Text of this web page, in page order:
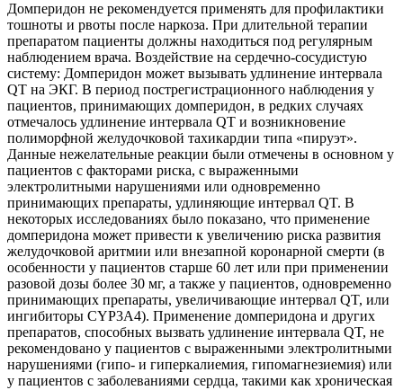
Домперидон не рекомендуется применять для профилактики
тошноты и рвоты после наркоза. При длительной терапии
препаратом пациенты должны находиться под регулярным
наблюдением врача. Воздействие на сердечно-сосудистую
систему: Домперидон может вызывать удлинение интервала
QT на ЭКГ. В период пострегистрационного наблюдения у
пациентов, принимающих домперидон, в редких случаях
отмечалось удлинение интервала QT и возникновение
полиморфной желудочковой тахикардии типа «пируэт».
Данные нежелательные реакции были отмечены в основном у
пациентов с факторами риска, с выраженными
электролитными нарушениями или одновременно
принимающих препараты, удлиняющие интервал QT. В
некоторых исследованиях было показано, что применение
домперидона может привести к увеличению риска развития
желудочковой аритмии или внезапной коронарной смерти (в
особенности у пациентов старше 60 лет или при применении
разовой дозы более 30 мг, а также у пациентов, одновременно
принимающих препараты, увеличивающие интервал QT, или
ингибиторы CYP3A4). Применение домперидона и других
препаратов, способных вызвать удлинение интервала QT, не
рекомендовано у пациентов с выраженными электролитными
нарушениями (гипо- и гиперкалиемия, гипомагнезиемия) или
у пациентов с заболеваниями сердца, такими как хроническая